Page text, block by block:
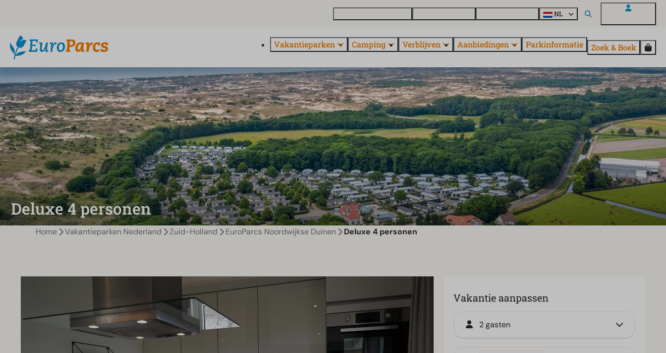
NL
Vakantieparken Camping Verblijven Aanbiedingen Parkinformatie Zoek & Boek
Deluxe 4 personen
Home Vakantieparken Nederland Zuid-Holland EuroParcs Noordwijkse Duinen Deluxe 4 personen
Vakantie aanpassen
2 gasten